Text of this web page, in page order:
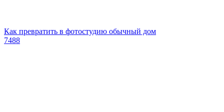
Как превратить в фотостудию обычный дом
7488